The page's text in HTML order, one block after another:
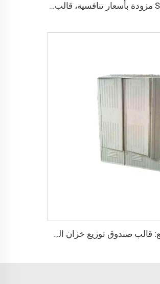
قالب لوحة المياه SMC مزودة بأسعار تنافسية، قالب ضغط SMC، مزودة بأسعار تنافسية
أفكار أدوات جيدة للبيع: قالب صندوق توزيع خزان الصرف الصحي